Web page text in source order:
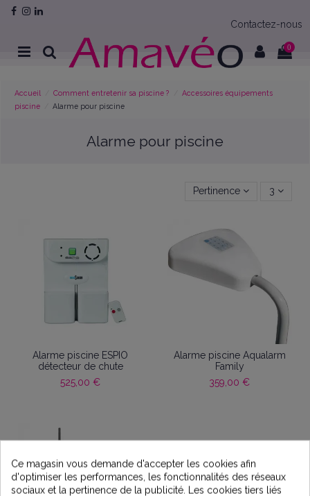
Contactez-nous
0
Accueil Comment entretenir sa piscine ?
Accessoires équipements
piscine
Alarme pour piscine
Alarme pour piscine
Pertinence 3
Alarme piscine ESPIO
détecteur de chute
525,00 €
Alarme piscine Aqualarm
Family
359,00 €
Ce magasin vous demande d'accepter les cookies afin
d'optimiser les performances, les fonctionnalités des réseaux
sociaux et la pertinence de la publicité. Les cookies tiers liés